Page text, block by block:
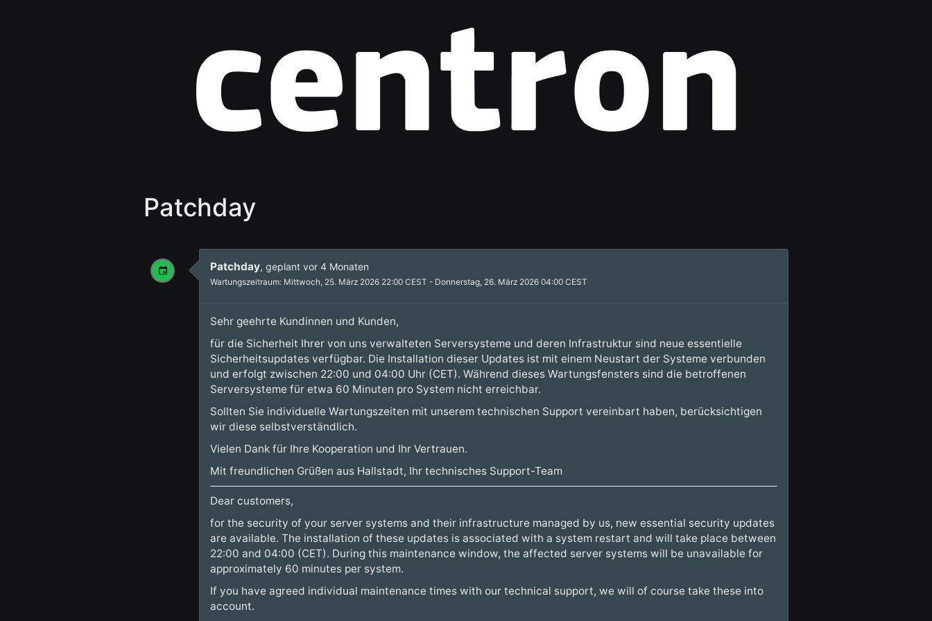
Patchday
Patchday, geplant vor 4 Monaten
Wartungszeitraum: Mittwoch, 25. März 2026 22:00 CEST - Donnerstag, 26. März 2026 04:00 CEST
Sehr geehrte Kundinnen und Kunden,
für die Sicherheit Ihrer von uns verwalteten Serversysteme und deren Infrastruktur sind neue essentielle
Sicherheitsupdates verfügbar. Die Installation dieser Updates ist mit einem Neustart der Systeme verbunden
und erfolgt zwischen 22:00 und 04:00 Uhr (CET). Während dieses Wartungsfensters sind die betroffenen
Serversysteme für etwa 60 Minuten pro System nicht erreichbar.
Sollten Sie individuelle Wartungszeiten mit unserem technischen Support vereinbart haben, berücksichtigen
wir diese selbstverständlich.
Vielen Dank für Ihre Kooperation und Ihr Vertrauen.
Mit freundlichen Grüßen aus Hallstadt, Ihr technisches Support-Team
Dear customers,
for the security of your server systems and their infrastructure managed by us, new essential security updates
are available. The installation of these updates is associated with a system restart and will take place between
22:00 and 04:00 (CET). During this maintenance window, the affected server systems will be unavailable for
approximately 60 minutes per system.
If you have agreed individual maintenance times with our technical support, we will of course take these into
account.